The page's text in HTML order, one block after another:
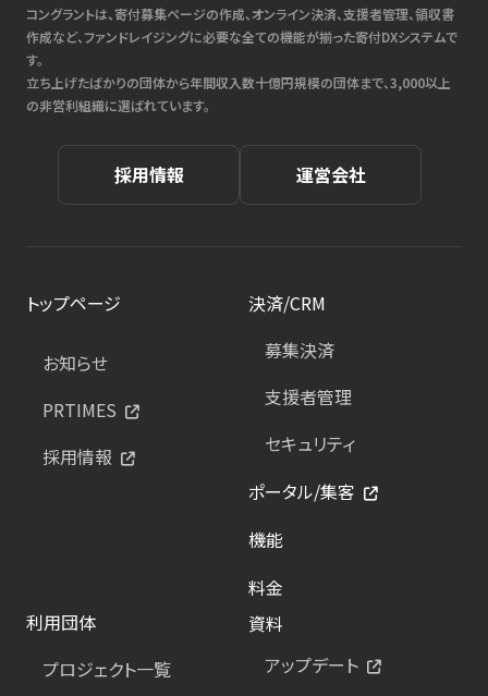
コングラントは、寄付募集ページの作成、オンライン決済、支援者管理、領収書
作成など、ファンドレイジングに必要な全ての機能が揃った寄付DXシステムで
す。
立ち上げたばかりの団体から年間収入数十億円規模の団体まで、3,000以上
の非営利組織に選ばれています。
採用情報 運営会社
トップページ
お知らせ
PRTIMES
採用情報
決済/CRM
募集決済
支援者管理
セキュリティ
ポータル/集客
機能
料金
利用団体
プロジェクト一覧
資料
アップデート